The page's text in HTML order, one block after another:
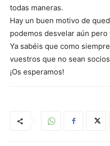
todas maneras.
Hay un buen motivo de
podemos desvelar aún
Ya sabéis que como
vuestros que no sean
¡Os esperamos!